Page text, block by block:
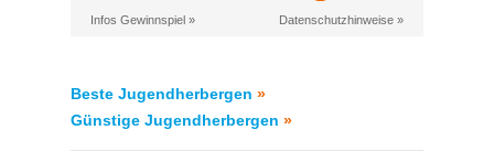
Infos Gewinnspiel » Datenschutzhinweise »
Beste Jugendherbergen »
Günstige Jugendherbergen »